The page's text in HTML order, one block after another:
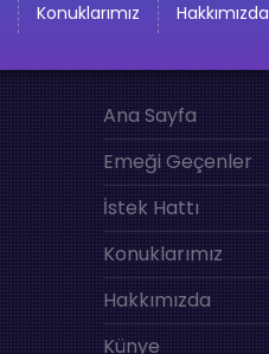
Konuklarımız Hakkımızda
Ana Sayfa
Emeği Geçenler
İstek Hattı
Konuklarımız
Hakkımızda
Künye